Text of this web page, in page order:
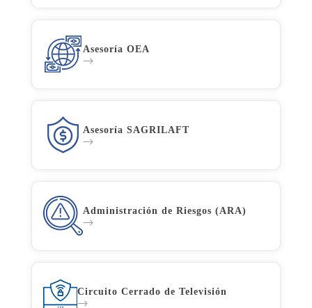
Asesoría OEA
Asesoría SAGRILAFT
Administración de Riesgos (ARA)
Circuito Cerrado de Televisión